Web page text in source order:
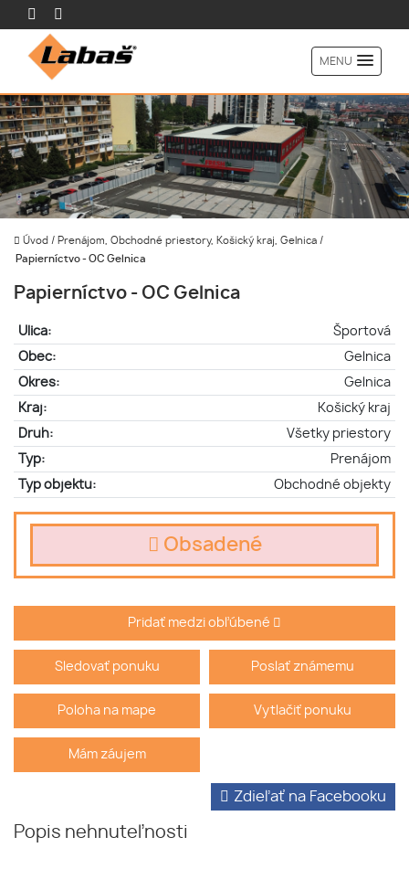
MENU
Úvod / Prenájom, Obchodné priestory, Košický kraj, Gelnica /
Papierníctvo - OC Gelnica
Papierníctvo - OC Gelnica
Ulica:
Športová
Obec:
Gelnica
Okres:
Gelnica
Kraj:
Košický kraj
Druh:
Všetky priestory
Typ:
Prenájom
Typ objektu:
Obchodné objekty
Obsadené
Pridať medzi obľúbené
Sledovať ponuku Poslať známemu
Poloha na mape Vytlačiť ponuku
Mám záujem
Popis nehnuteľnosti
Zdieľať na Facebooku